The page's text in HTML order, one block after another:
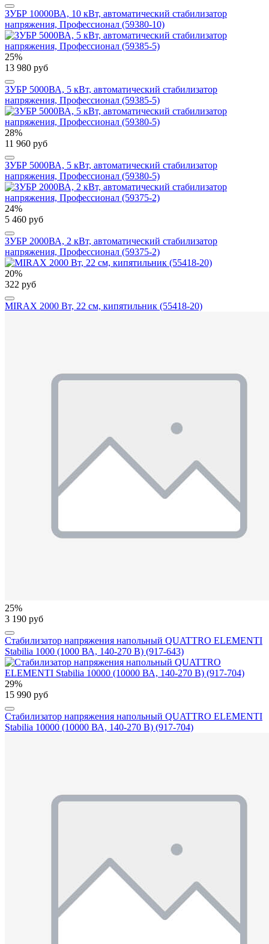
ЗУБР 10000ВА, 10 кВт, автоматический стабилизатор
напряжения, Профессионал (59380-10)
25%
13 980 руб
ЗУБР 5000ВА, 5 кВт, автоматический стабилизатор
напряжения, Профессионал (59385-5)
28%
11 960 руб
ЗУБР 5000ВА, 5 кВт, автоматический стабилизатор
напряжения, Профессионал (59380-5)
24%
5 460 руб
ЗУБР 2000ВА, 2 кВт, автоматический стабилизатор
напряжения, Профессионал (59375-2)
20%
322 руб
MIRAX 2000 Вт, 22 см, кипятильник (55418-20)
25%
3 190 руб
Стабилизатор напряжения напольный QUATTRO ELEMENTI
Stabilia 1000 (1000 ВА, 140-270 В) (917-643)
29%
15 990 руб
Стабилизатор напряжения напольный QUATTRO ELEMENTI
Stabilia 10000 (10000 ВА, 140-270 В) (917-704)